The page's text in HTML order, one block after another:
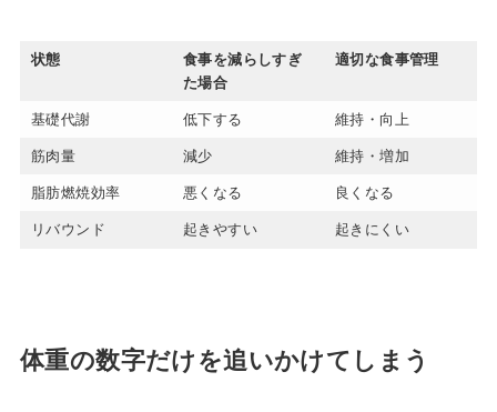
状態
食事を減らしすぎ
た場合
適切な食事管理
基礎代謝 低下する 維持・向上
筋肉量 減少 維持・増加
脂肪燃焼効率 悪くなる 良くなる
リバウンド 起きやすい 起きにくい
体重の数字だけを追いかけてしまう